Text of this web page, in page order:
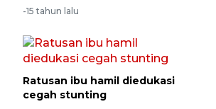
-15 tahun lalu
Ratusan ibu hamil diedukasi
cegah stunting